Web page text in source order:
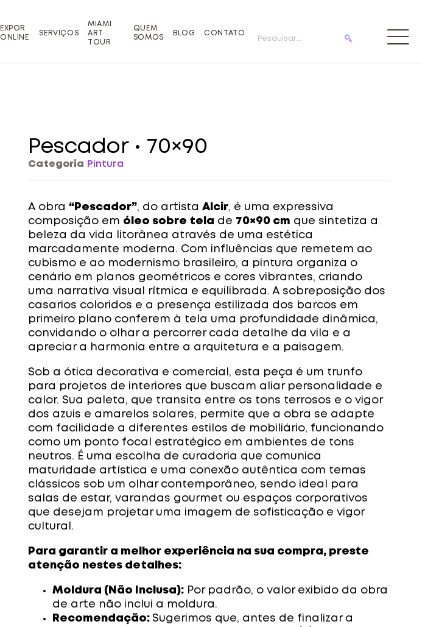
EXPOR
ONLINE
SERVIÇOS
MIAMI
ART
TOUR
QUEM
SOMOS
BLOG CONTATO
Pescador • 70×90
Categoria Pintura
A obra “Pescador”, do artista Alcir, é uma expressiva
composição em óleo sobre tela de 70×90 cm que sintetiza a
beleza da vida litorânea através de uma estética
marcadamente moderna. Com influências que remetem ao
cubismo e ao modernismo brasileiro, a pintura organiza o
cenário em planos geométricos e cores vibrantes, criando
uma narrativa visual rítmica e equilibrada. A sobreposição dos
casarios coloridos e a presença estilizada dos barcos em
primeiro plano conferem à tela uma profundidade dinâmica,
convidando o olhar a percorrer cada detalhe da vila e a
apreciar a harmonia entre a arquitetura e a paisagem.
Sob a ótica decorativa e comercial, esta peça é um trunfo
para projetos de interiores que buscam aliar personalidade e
calor. Sua paleta, que transita entre os tons terrosos e o vigor
dos azuis e amarelos solares, permite que a obra se adapte
com facilidade a diferentes estilos de mobiliário, funcionando
como um ponto focal estratégico em ambientes de tons
neutros. É uma escolha de curadoria que comunica
maturidade artística e uma conexão autêntica com temas
clássicos sob um olhar contemporâneo, sendo ideal para
salas de estar, varandas gourmet ou espaços corporativos
que desejam projetar uma imagem de sofisticação e vigor
cultural.
Para garantir a melhor experiência na sua compra, preste
atenção nestes detalhes:
Moldura (Não Inclusa): Por padrão, o valor exibido da obra
de arte não inclui a moldura.
Recomendação: Sugerimos que, antes de finalizar a